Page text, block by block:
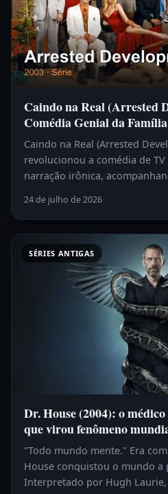
Caindo na Real (Arrested
Comédia Genial da
Caindo na Real (Arrested
revolucionou a comédia de
narração irônica,
24 de julho de 2026
SÉRIES ANTIGAS
Dr. House (2004): o
que virou fenômeno
"Todo mundo mente." Era
House conquistou o mundo a
Interpretado por Hugh